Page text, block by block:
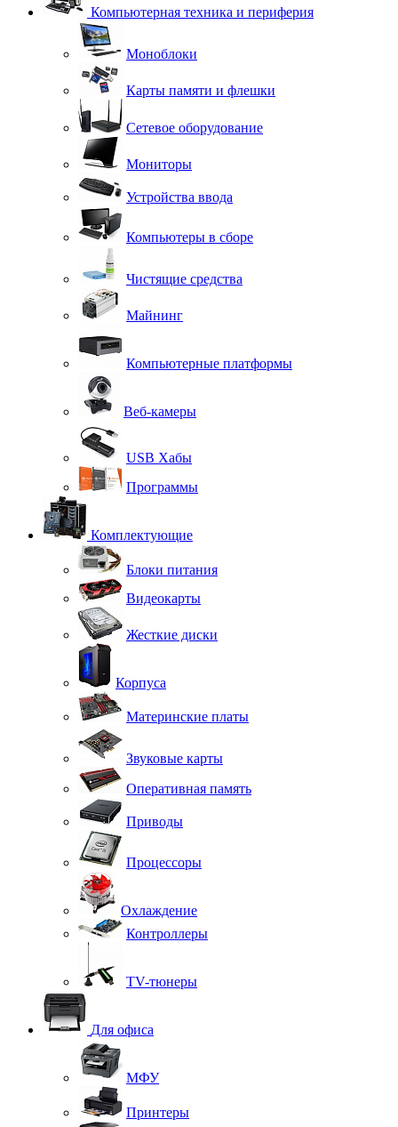
Компьютерная техника и периферия
Моноблоки
Карты памяти и флешки
Сетевое оборудование
Мониторы
Устройства ввода
Компьютеры в сборе
Чистящие средства
Майнинг
Компьютерные платформы
Веб-камеры
USB Хабы
Программы
Комплектующие
Блоки питания
Видеокарты
Жесткие диски
Корпуса
Материнские платы
Звуковые карты
Оперативная память
Приводы
Процессоры
Охлаждение
Контроллеры
TV-тюнеры
Для офиса
МФУ
Принтеры